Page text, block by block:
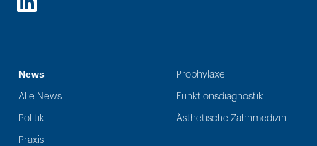
LinkedIn
News
Alle News
Politik
Praxis
Prophylaxe
Funktionsdiagnostik
Ästhetische Zahnmedizin